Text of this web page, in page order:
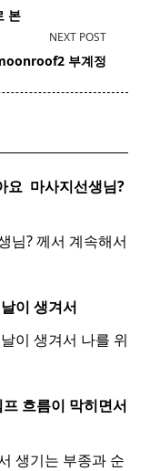
본
NEXT POST
부계정
요 마사지선생님?
님? 께서 계속해서
이 생겨서
이 생겨서 나를 위
프 흐름이 막히면서
생기는 부종과 순